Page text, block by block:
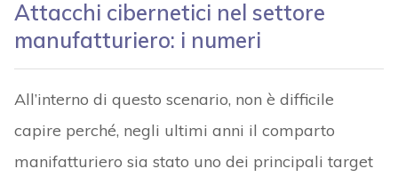
Attacchi cibernetici nel settore
manufatturiero: i numeri
All’interno di questo scenario, non è difficile
capire perché, negli ultimi anni il comparto
manifatturiero sia stato uno dei principali target